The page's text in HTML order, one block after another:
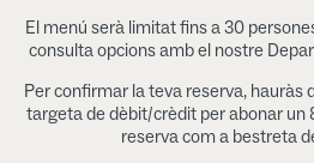
El menú serà limitat fins a 30
consulta opcions amb el nostre
Per confirmar la teva reserva, hauràs
targeta de dèbit/crèdit per abonar un
reserva com a bestreta